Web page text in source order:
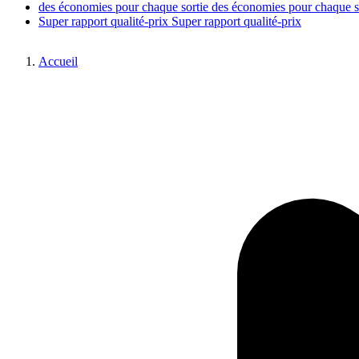
des économies pour chaque sortie des économies pour chaque
Super rapport qualité-prix Super rapport qualité-prix
Accueil